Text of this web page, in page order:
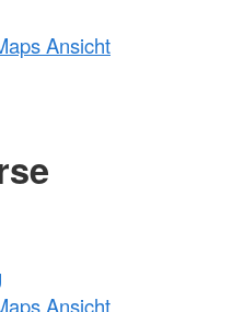
Ansicht
Ansicht